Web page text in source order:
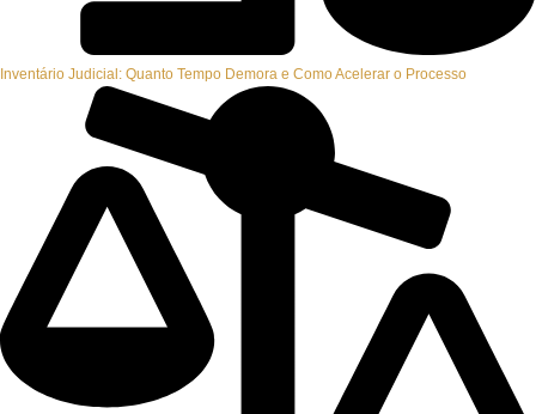
Inventário Judicial: Quanto Tempo Demora e Como Acelerar o Processo